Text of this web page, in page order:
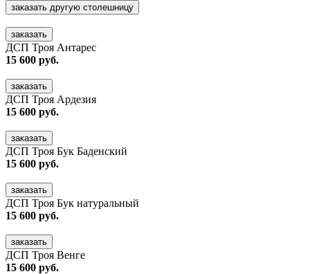
заказать другую столешницу
заказать
ДСП Троя Антарес
15 600 руб.
заказать
ДСП Троя Ардезия
15 600 руб.
заказать
ДСП Троя Бук Баденский
15 600 руб.
заказать
ДСП Троя Бук натуральный
15 600 руб.
заказать
ДСП Троя Венге
15 600 руб.